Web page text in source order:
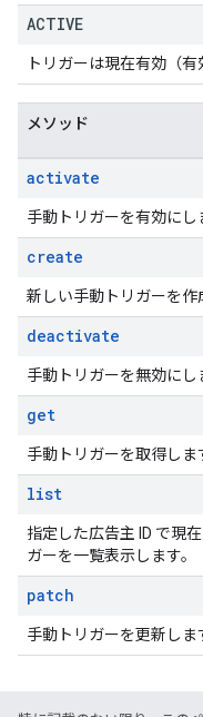
ACTIVE
トリガーは現在有効（有
メソッド
activate
手動トリガーを有効にし
create
新しい手動トリガーを作
deactivate
手動トリガーを無効にし
get
手動トリガーを取得しま
list
指定した広告主 ID で現
ガーを一覧表示します。
patch
手動トリガーを更新しま